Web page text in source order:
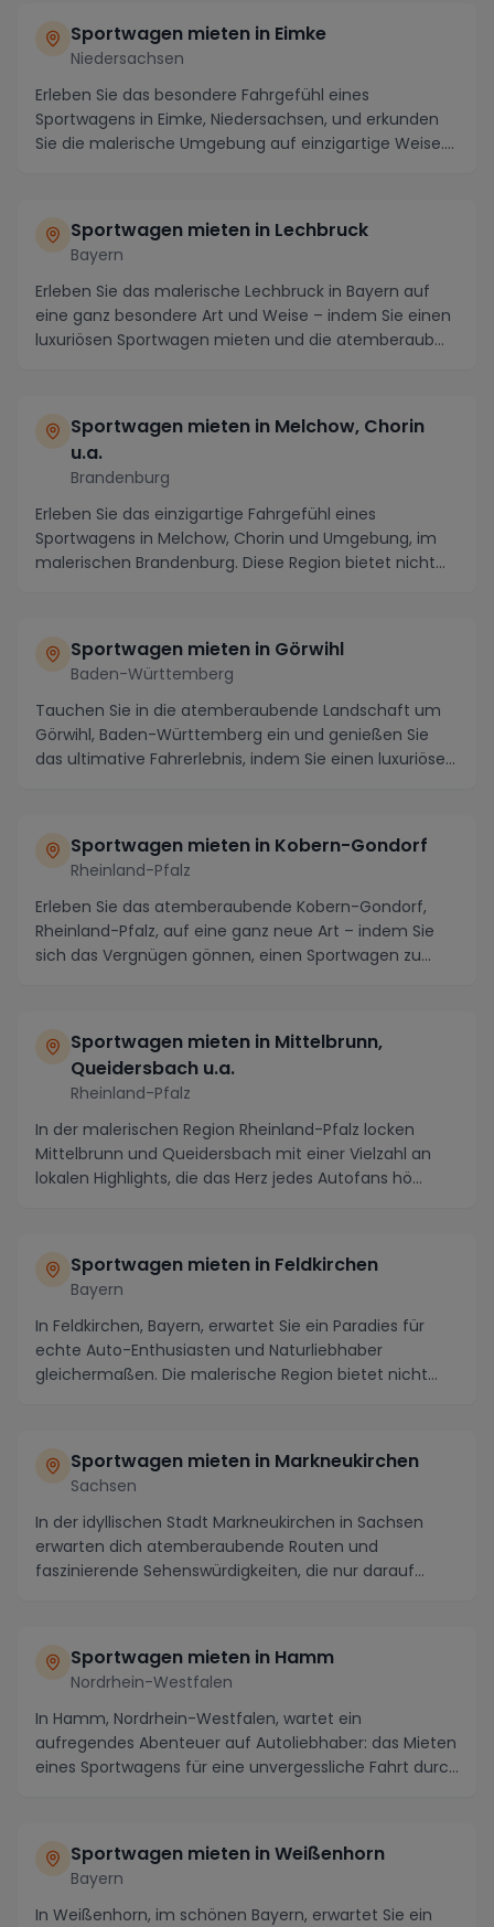
Sportwagen mieten in Eimke
Niedersachsen
Erleben Sie das besondere Fahrgefühl eines
Sportwagens in Eimke, Niedersachsen, und erkunden
Sie die malerische Umgebung auf einzigartige Weise.
Sportwagen mieten in Lechbruck
Bayern
Erleben Sie das malerische Lechbruck in Bayern auf
eine ganz besondere Art und Weise – indem Sie einen
luxuriösen Sportwagen mieten und die atemberaub...
Sportwagen mieten in Melchow, Chorin
u.a.
Brandenburg
Erleben Sie das einzigartige Fahrgefühl eines
Sportwagens in Melchow, Chorin und Umgebung, im
malerischen Brandenburg. Diese Region bietet nicht
Sportwagen mieten in Görwihl
Baden-Württemberg
Tauchen Sie in die atemberaubende Landschaft um
Görwihl, Baden-Württemberg ein und genießen Sie
das ultimative Fahrerlebnis, indem Sie einen luxuriöse...
Sportwagen mieten in Kobern-Gondorf
Rheinland-Pfalz
Erleben Sie das atemberaubende Kobern-Gondorf,
Rheinland-Pfalz, auf eine ganz neue Art – indem Sie
sich das Vergnügen gönnen, einen Sportwagen zu
Sportwagen mieten in Mittelbrunn,
Queidersbach u.a.
Rheinland-Pfalz
In der malerischen Region Rheinland-Pfalz locken
Mittelbrunn und Queidersbach mit einer Vielzahl an
lokalen Highlights, die das Herz jedes Autofans hö...
Sportwagen mieten in Feldkirchen
Bayern
In Feldkirchen, Bayern, erwartet Sie ein Paradies für
echte Auto-Enthusiasten und Naturliebhaber
gleichermaßen. Die malerische Region bietet nicht
Sportwagen mieten in Markneukirchen
Sachsen
In der idyllischen Stadt Markneukirchen in Sachsen
erwarten dich atemberaubende Routen und
faszinierende Sehenswürdigkeiten, die nur darauf
Sportwagen mieten in Hamm
Nordrhein-Westfalen
In Hamm, Nordrhein-Westfalen, wartet ein
aufregendes Abenteuer auf Autoliebhaber: das Mieten
eines Sportwagens für eine unvergessliche Fahrt durch
Sportwagen mieten in Weißenhorn
Bayern
In Weißenhorn, im schönen Bayern, erwartet Sie ein